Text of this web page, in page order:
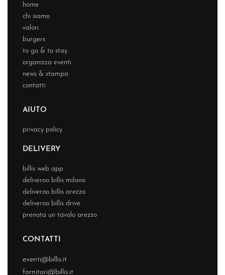
home
chi siamo
valori
burgers
to go & to stay
organizza eventi
news & stampa
contatti
AIUTO
privacy policy
DELIVERY
billis web app
deliveroo billis milano
deliveroo billis arezzo
deliveroo billis drive
prenota un tavolo arezzo
CONTATTI
eventi@billis.it
fornitori@billis.it